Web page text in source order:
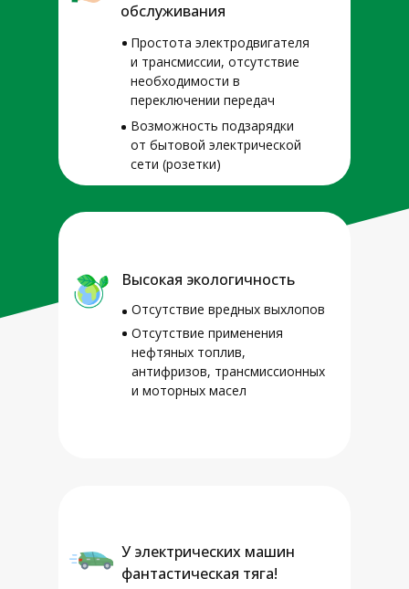
Высокая экологичность
Отсутствие вредных выхлопов
Отсутствие применения
нефтяных топлив,
антифризов, трансмиссионных
и моторных масел
У электрических машин
фантастическая тяга!
обслуживания
Простота электродвигателя
и трансмиссии, отсутствие
необходимости в
переключении передач
Возможность подзарядки
от бытовой электрической
сети (розетки)
Оршанским РИК